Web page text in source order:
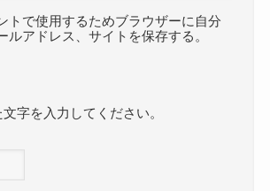
トで使用するためブラウザーに自分
ルアドレス、サイトを保存する。
字を入力してください。